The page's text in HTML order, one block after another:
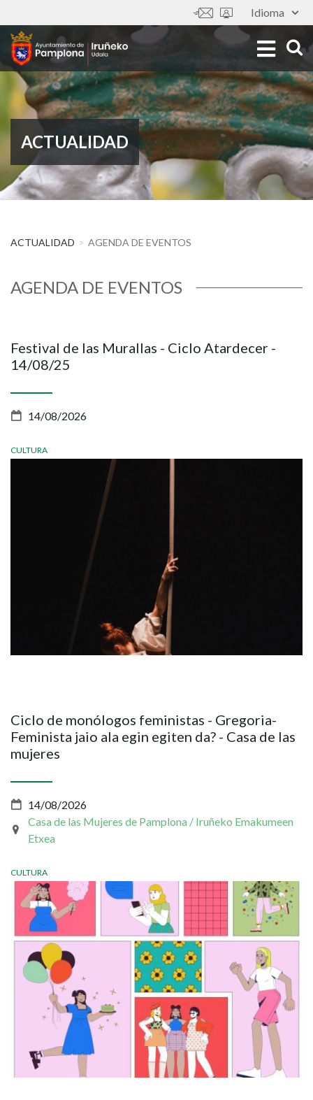
al
contenido
principal
Idioma
Tools
ACTUALIDAD
ACTUALIDAD AGENDA DE EVENTOS
Agenda
eventos
AGENDA DE EVENTOS
Festival de las Murallas - Ciclo Atardecer -
14/08/25
14/08/2026
CULTURA
Ciclo de monólogos feministas - Gregoria-
Feminista jaio ala egin egiten da? - Casa de las
mujeres
14/08/2026
Casa de las Mujeres de Pamplona / Iruñeko Emakumeen
Etxea
CULTURA
Imagen